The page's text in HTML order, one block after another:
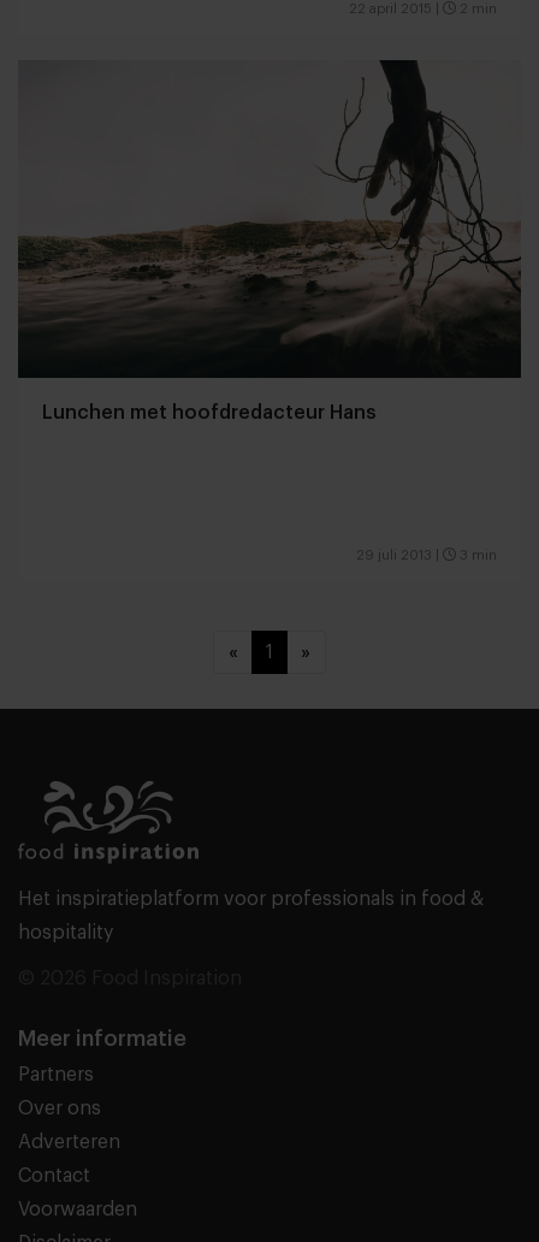
22 april 2015 2 min
Lunchen met hoofdredacteur Hans
29 juli 2013 3 min
« 1 »
Het inspiratieplatform voor professionals in food &
hospitality
Meer informatie
Partners
Over ons
Adverteren
Contact
Voorwaarden